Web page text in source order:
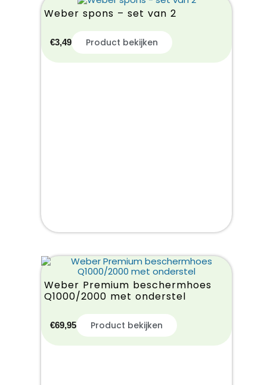
Weber spons – set van 2
€3,49 Product bekijken
Weber Premium beschermhoes
Q1000/2000 met onderstel
€69,95 Product bekijken